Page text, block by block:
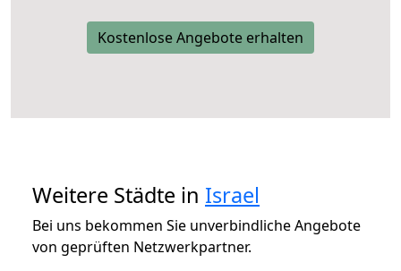
Kostenlose Angebote erhalten
Weitere Städte in Israel
Bei uns bekommen Sie unverbindliche Angebote
von geprüften Netzwerkpartner.